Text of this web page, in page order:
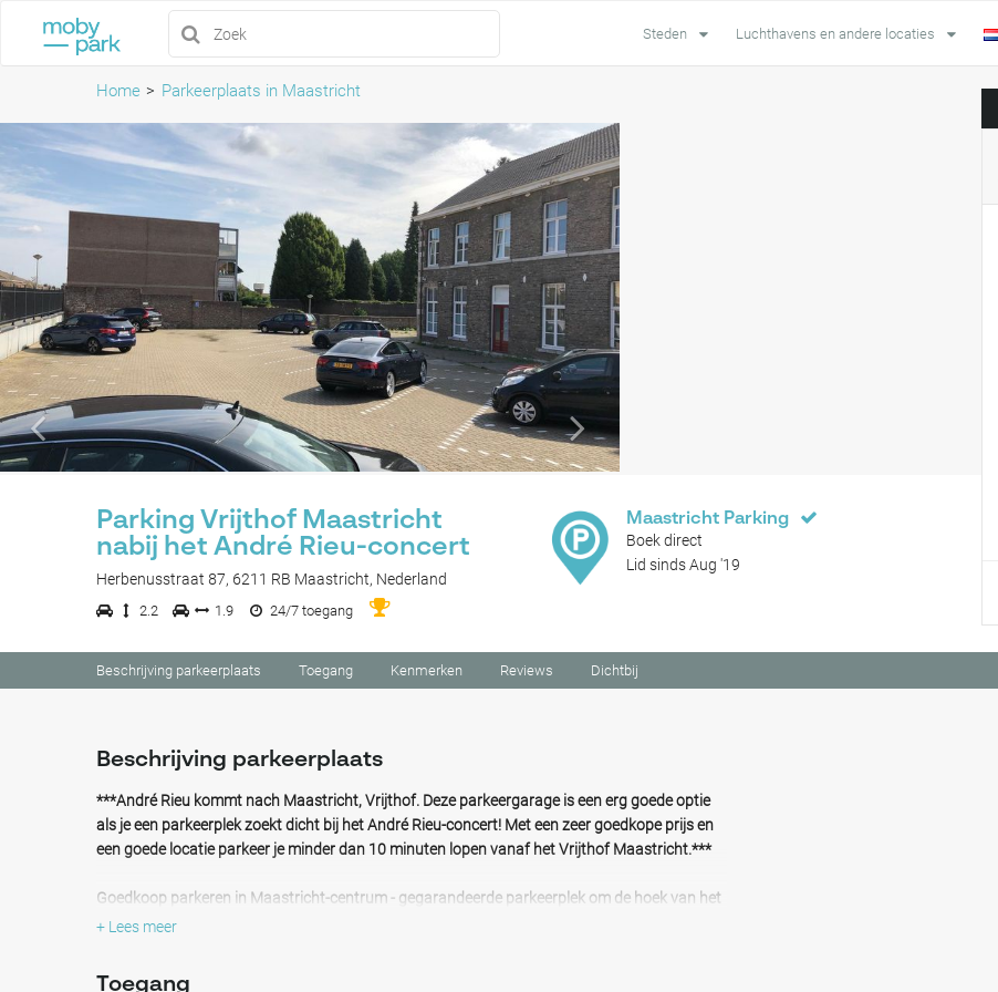
Steden Luchthavens en andere locaties
Home Parkeerplaats in Maastricht
Parking Vrijthof Maastricht
nabij het André Rieu-concert
Herbenusstraat 87, 6211 RB Maastricht, Nederland
2.2 1.9 24/7 toegang
Maastricht Parking
Boek direct
Lid sinds Aug '19
Beschrijving parkeerplaats Toegang Kenmerken Reviews Dichtbij
Beschrijving parkeerplaats
***André Rieu kommt nach Maastricht, Vrijthof. Deze parkeergarage is een erg goede optie
als je een parkeerplek zoekt dicht bij het André Rieu-concert! Met een zeer goedkope prijs en
een goede locatie parkeer je minder dan 10 minuten lopen vanaf het Vrijthof Maastricht.***
Goedkoop parkeren in Maastricht-centrum - gegarandeerde parkeerplek om de hoek van het
Vrijthof!
+ Lees meer
Toegang